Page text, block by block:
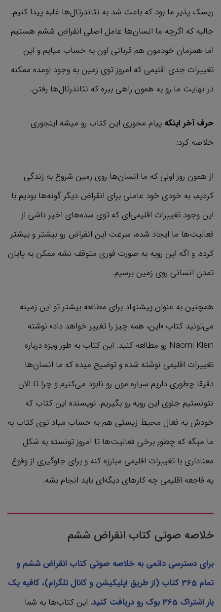
ریسک پذیر ما بود که باعث شد به نئاندرتال‌ها غلبه پیدا کنیم.
جالبه که اگرچه ما انسان‌ها عامل اصلی انقراض ششم هستیم
اما همزمان خودمون هم قربانی اون به حساب میایم و این
تغییرات جدی اقلیمی که امروز توی زمین به وجود اومده ممکنه
در نهایت ما رو به همون راهی ببره که نئاندرتال‌ها رفتن.
حرف آخر اینکه پیام محوری این کتاب رو میشه اینجوری
خلاصه کرد:
از همون روز اولی که ما انسان‌ها روی زمین شروع به زندگی
کردیم، به خودی خود عاملی برای انقراض دیگر گونه‌ها بودیم با
این وجود تغییرات اقلیمی‌ای که توی سده‌های اخیر ناشی از
فعالیت‌ها ما ایجاد شده، سرعت این انقراض رو بیشتر و بیشتر
کرده. و اگه این رویه به صورت فوری متوقف نشه ممکن به پایان
تمدن انسانی روی زمین برسیم.
همچنین به عنوان پیشنهاد برای مطالعه بیشتر تو این زمینه
می‌تونید کتاب «این، همه چیز را تغییر خواهد داد» نوشته
Naomi Klein رو مطالعه کنید. این کتاب به طور ویژه درباره
تغییرات اقلیمی نوشته شده و توضیح میده که ما انسان‌ها
دقیقا چطوری داریم سیاره مون رو نابود می‌کنیم و چرا تا الان
نتونستیم جلوی این رویه رو بگیریم. نویسنده این کتاب که
خودش یه فعال محیط زیستی هم به حساب میاد توی کتاب به
ما میگه که چطور برخی فعالیت‌ها تا امروز تونسته به شکل
معناداری با تغییرات اقلیمی مبارزه کنه و برای جلوگیری از وقوع
یه فاجعه اقلیمی چه کارهای دیگه‌ای باید انجام بشه.
خلاصه صوتی کتاب انقراض ششم
برای دسترسی دائمی به خلاصه صوتی کتاب انقراض ششم و
تمام 365 کتاب‌ (از طریق اپلیکیشن و کانال تلگرام)، کافیه یک
بار اشتراک 365 بوک رو دریافت کنید
. این کتاب‌ها به شما